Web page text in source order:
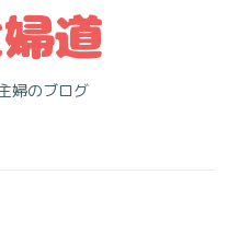
婦のブログ